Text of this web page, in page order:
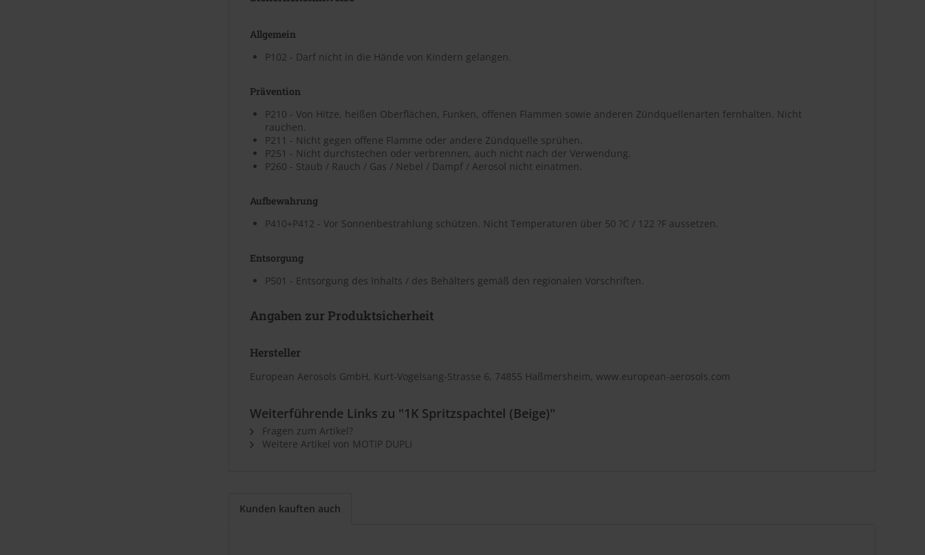
Allgemein
P102 - Darf nicht in die Hände von Kindern gelangen.
Prävention
P210 - Von Hitze, heißen Oberflächen, Funken, offenen Flammen sowie anderen Zündquellenarten fernhalten. Nicht
rauchen.
P211 - Nicht gegen offene Flamme oder andere Zündquelle sprühen.
P251 - Nicht durchstechen oder verbrennen, auch nicht nach der Verwendung.
P260 - Staub / Rauch / Gas / Nebel / Dampf / Aerosol nicht einatmen.
Aufbewahrung
P410+P412 - Vor Sonnenbestrahlung schützen. Nicht Temperaturen über 50 ?C / 122 ?F aussetzen.
Entsorgung
P501 - Entsorgung des Inhalts / des Behälters gemäß den regionalen Vorschriften.
Angaben zur Produktsicherheit
Hersteller
European Aerosols GmbH, Kurt-Vogelsang-Strasse 6, 74855 Haßmersheim, www.european-aerosols.com
Weiterführende Links zu "1K Spritzspachtel (Beige)"
Fragen zum Artikel?
Weitere Artikel von MOTIP DUPLI
Kunden kauften auch